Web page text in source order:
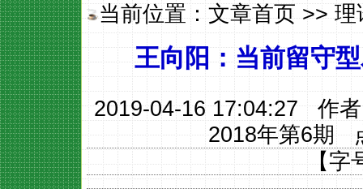
当前位置：文章首页>>理
王向阳：当前留守
2019-04-16 17:04:27 作
2018年第6期
【字